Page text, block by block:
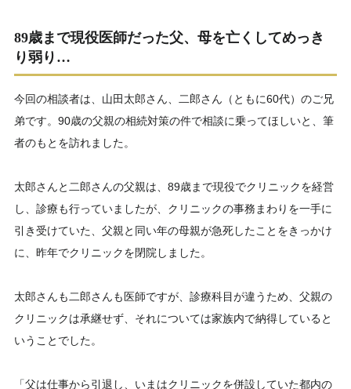
89歳まで現役医師だった父、母を亡くしてめっき
り弱り…
今回の相談者は、山田太郎さん、二郎さん（ともに60代）のご兄
弟です。90歳の父親の相続対策の件で相談に乗ってほしいと、筆
者のもとを訪れました。
太郎さんと二郎さんの父親は、89歳まで現役でクリニックを経営
し、診療も行っていましたが、クリニックの事務まわりを一手に
引き受けていた、父親と同い年の母親が急死したことをきっかけ
に、昨年でクリニックを閉院しました。
太郎さんも二郎さんも医師ですが、診療科目が違うため、父親の
クリニックは承継せず、それについては家族内で納得していると
いうことでした。
「父は仕事から引退し、いまはクリニックを併設していた都内の